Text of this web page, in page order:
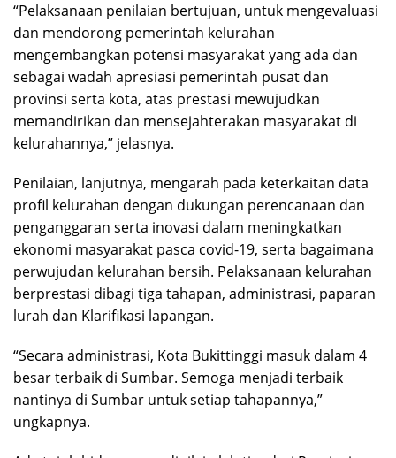
“Pelaksanaan penilaian bertujuan, untuk mengevaluasi
dan mendorong pemerintah kelurahan
mengembangkan potensi masyarakat yang ada dan
sebagai wadah apresiasi pemerintah pusat dan
provinsi serta kota, atas prestasi mewujudkan
memandirikan dan mensejahterakan masyarakat di
kelurahannya,” jelasnya.
Penilaian, lanjutnya, mengarah pada keterkaitan data
profil kelurahan dengan dukungan perencanaan dan
penganggaran serta inovasi dalam meningkatkan
ekonomi masyarakat pasca covid-19, serta bagaimana
perwujudan kelurahan bersih. Pelaksanaan kelurahan
berprestasi dibagi tiga tahapan, administrasi, paparan
lurah dan Klarifikasi lapangan.
“Secara administrasi, Kota Bukittinggi masuk dalam 4
besar terbaik di Sumbar. Semoga menjadi terbaik
nantinya di Sumbar untuk setiap tahapannya,”
ungkapnya.